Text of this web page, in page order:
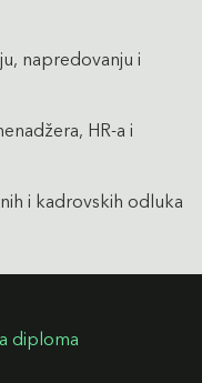
napredovanju i
HR-a i
i kadrovskih odluka
diploma